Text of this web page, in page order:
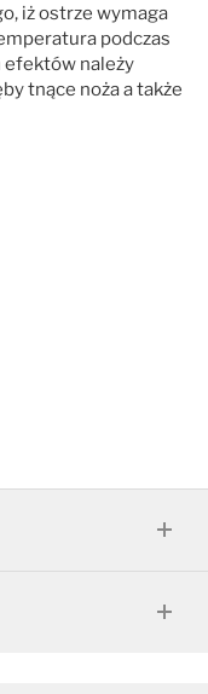
iż ostrze wymaga
podczas
efektów należy
tnące noża a także